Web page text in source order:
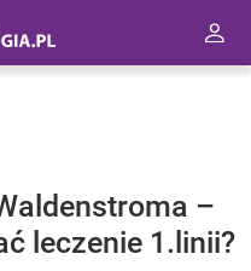
–
leczenie 1.linii?